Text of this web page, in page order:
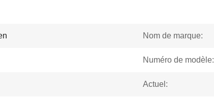
Nom de marque:
Numéro de modèle:
Actuel: